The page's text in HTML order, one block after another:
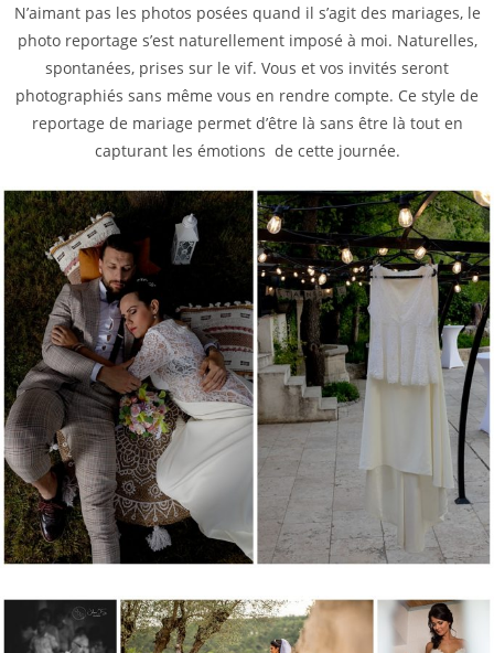
N’aimant pas les photos posées quand il s’agit des mariages, le
photo reportage s’est naturellement imposé à moi. Naturelles,
spontanées, prises sur le vif. Vous et vos invités seront
photographiés sans même vous en rendre compte. Ce style de
reportage de mariage permet d’être là sans être là tout en
capturant les émotions de cette journée.